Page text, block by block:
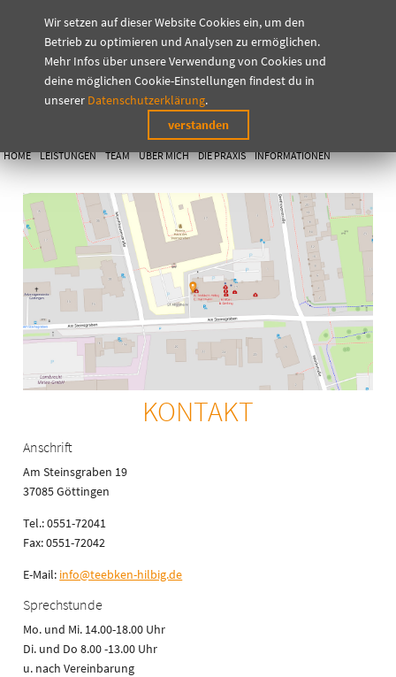
Anja Teebken-Hilbig
Fachärztin für Frauenheilkunde
0551-72041 info@teebken-hilbig.de
HOME LEISTUNGEN TEAM ÜBER MICH DIE PRAXIS INFORMATIONEN
KONTAKT
Anschrift
Am Steinsgraben 19
37085 Göttingen
Tel.: 0551-72041
Fax: 0551-72042
E-Mail: info@teebken-hilbig.de
Sprechstunde
Mo. und Mi. 14.00-18.00 Uhr
Di. und Do 8.00 -13.00 Uhr
u. nach Vereinbarung
Wir setzen auf dieser Website Cookies ein, um den
Betrieb zu optimieren und Analysen zu ermöglichen.
Mehr Infos über unsere Verwendung von Cookies und
deine möglichen Cookie-Einstellungen findest du in
unserer Datenschutzerklärung.
verstanden